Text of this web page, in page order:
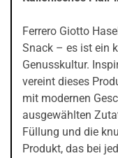
Ferrero Giotto
Snack – es ist ein
Genusskultur.
vereint dieses
mit modernen
ausgewählten
Füllung und die
Produkt, das bei